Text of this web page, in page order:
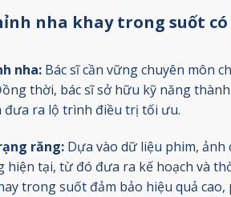
nha khay trong suốt
nha: Bác sĩ cần vững chuyên môn
thời, bác sĩ sở hữu kỹ năng
đưa ra lộ trình điều trị tối ưu.
răng: Dựa vào dữ liệu phim, ảnh
tại, từ đó đưa ra kế hoạch và
trong suốt đảm bảo hiệu quả cao,